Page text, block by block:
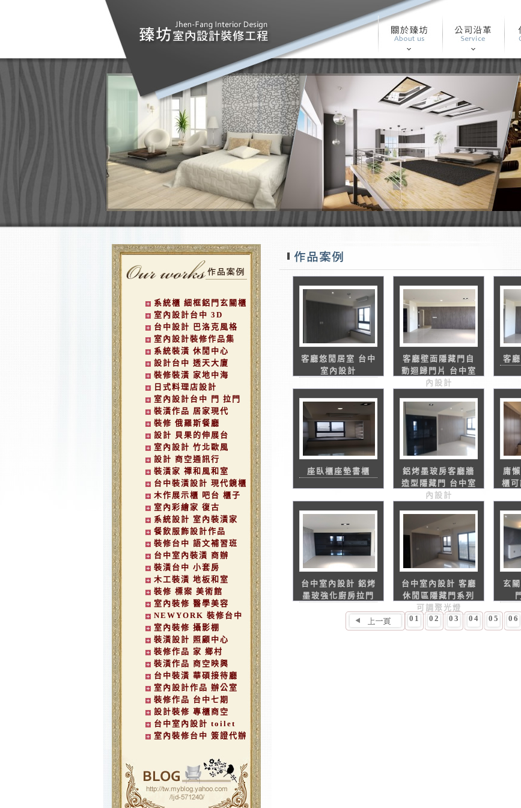
系統櫃 細框鋁門玄關櫃
室內設計台中 3D
台中設計 巴洛克風格
室內設計裝修作品集
系統裝潢 休閒中心
設計台中 透天大廈
裝修裝潢 家地中海
日式料理店設計
室內設計台中 門 拉門
裝潢作品 居家現代
裝修 俄羅斯餐廳
設計 貝果的伸展台
室內設計 竹北歐風
設計 商空通訊行
裝潢家 禪和風和室
台中裝潢設計 現代鏡櫃
木作展示櫃 吧台 櫃子
室內彩繪家 復古
系統設計 室內裝潢家
餐飲服飾設計作品
裝修台中 語文補習班
台中室內裝潢 商辦
裝潢台中 小套房
木工裝潢 地板和室
裝修 標案 美術館
室內裝修 醫學美容
NEWYORK 裝修台中
室內裝修 攝影棚
裝潢設計 照顧中心
裝修作品 家 鄉村
裝潢作品 商空映興
台中裝潢 華碩接待廳
室內設計作品 辦公室
裝修作品 台中七期
設計裝修 專櫃商空
台中室內設計 toilet
室內裝修台中 簽證代辦
客廳悠閒居室 台中
室內設計
客廳壁面隱藏門自
動迴歸門片 台中室
內設計
客
座臥櫃座墊書櫃
鋁烤墨玻房客廳牆
造型隱藏門 台中室
內設計
庸
櫃
台中室內設計 鋁烤
墨玻強化廚房拉門
台中室內設計 客廳
休閒區隱藏門系列
可調聚光燈
玄
01
02 03 04 05 06